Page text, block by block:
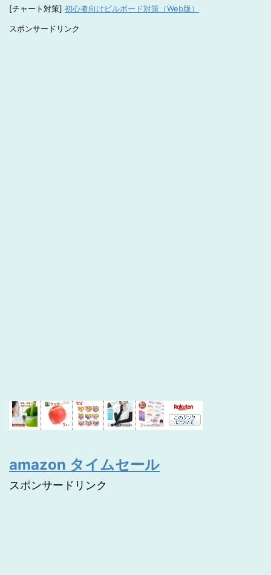
[チャート対策] 初心者向けビルボード対策（Web版）
スポンサードリンク
amazon タイムセール
スポンサードリンク